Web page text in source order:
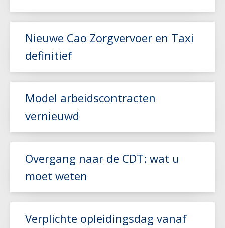
Lees meer
Nieuwe Cao Zorgvervoer en Taxi
definitief
Model arbeidscontracten
vernieuwd
Overgang naar de CDT: wat u
moet weten
Verplichte opleidingsdag vanaf